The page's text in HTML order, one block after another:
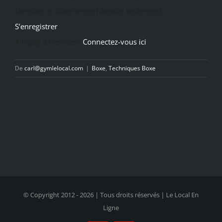
S’enregistrer
Connectez-vous ici
De carl@gymlelocal.com | Boxe, Techniques Boxe
© Copyright 2012 -2026 | Tous droits réservés | Le Local En
Ligne